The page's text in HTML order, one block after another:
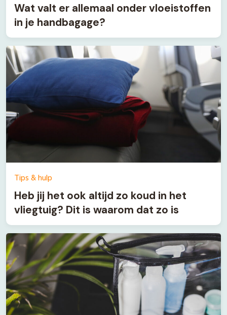
Wat valt er allemaal onder vloeistoffen
in je handbagage?
Tips & hulp
Heb jij het ook altijd zo koud in het
vliegtuig? Dit is waarom dat zo is